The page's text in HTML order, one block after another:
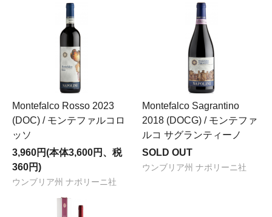
Montefalco Rosso 2023
(DOC) / モンテファルコロ
ッソ
3,960円(本体3,600円、税
360円)
ウンブリア州 ナポリーニ社
Montefalco Sagrantino
2018 (DOCG) / モンテファ
ルコ サグランティーノ
SOLD OUT
ウンブリア州 ナポリーニ社